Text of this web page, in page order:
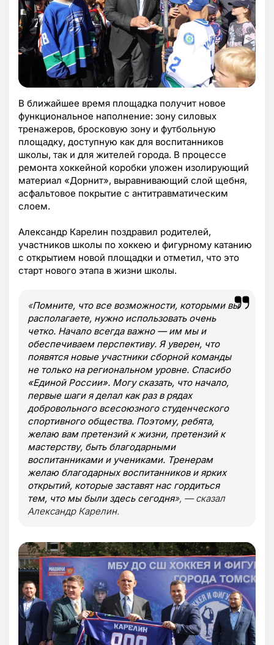
В ближайшее время площадка получит новое
функциональное наполнение: зону силовых
тренажеров, бросковую зону и футбольную
площадку, доступную как для воспитанников
школы, так и для жителей города. В процессе
ремонта хоккейной коробки уложен изолирующий
материал «Дорнит», выравнивающий слой щебня,
асфальтовое покрытие с антитравматическим
слоем.
Александр Карелин поздравил родителей,
участников школы по хоккею и фигурному катанию
с открытием новой площадки и отметил, что это
старт нового этапа в жизни школы.
«Помните, что все возможности, которыми вы
располагаете, нужно использовать очень
четко. Начало всегда важно — им мы и
обеспечиваем перспективу. Я уверен, что
появятся новые участники сборной команды
не только на региональном уровне. Спасибо
«Единой России». Могу сказать, что начало,
первые шаги я делал как раз в рядах
добровольного всесоюзного студенческого
спортивного общества. Поэтому, ребята,
желаю вам претензий к жизни, претензий к
мастерству, быть благодарными
воспитанниками и учениками. Тренерам
желаю благодарных воспитанников и ярких
открытий, которые заставят нас гордиться
тем, что мы были здесь сегодня», — сказал
Александр Карелин.